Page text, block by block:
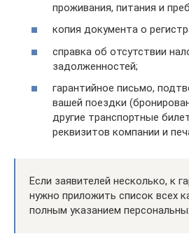
проживания, питания и
копия документа о
справка об отсутствии
задолженностей;
гарантийное письмо,
вашей поездки
другие транспортные
реквизитов компании и
Если заявителей несколько, к
нужно приложить список всех
полным указанием